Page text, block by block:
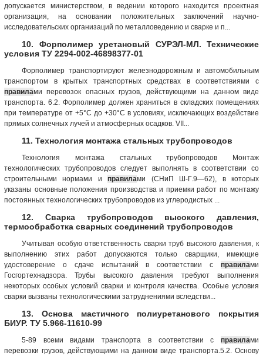
допускается министерством, в ведении которого находится проектная
организация, на основании положительных заключений научно-
исследовательских организаций по металловедению и сварке и п...
10. Форполимер уретановый СУРЭЛ-МЛ. Технические
условия ТУ 2294-002-46898377-01
Форполимер транспортируют железнодорожным и автомобильным
транспортом в крытых транспортных средствах в соответствиями с
правилами перевозок опасных грузов, действующими на данном виде
транспорта. 6.2. Форполимер должен храниться в складских помещениях
при температуре от +5°С до +30°С в условиях, исключающих воздействие
прямых солнечных лучей и атмосферных осадков. VII...
11. Технология монтажа стальных трубопроводов
Технология монтажа стальных трубопроводов Монтаж
технологических трубопроводов следует выполнять в соответствии со
строительными нормами иправилами (СНиП Ш-Г.9—62), в которых
указаны основные положения производства и приемки работ по монтажу
постоянных технологических трубопроводов из углеродистых ...
12. Сварка трубопроводов высокого давления,
термообработка сварных соединений трубопроводов
Учитывая особую ответственность сварки труб высокого давления, к
выполнению этих работ допускаются только сварщики, имеющие
удостоверение о сдаче испытаний в соответствии с правилами
Госгортехнадзора. Трубы высокого давления требуют выполнения
некоторых особых условий сварки и контроля качества. Особые условия
сварки вызваны технологическими затруднениями вследстви...
13. Основа мастичного полиуретанового покрытия
БИУР. ТУ 5.966-11610-99
5-89 всеми видами транспорта в соответствии с правилами
перевозки грузов, действующими на данном виде транспорта.5.2. Основу